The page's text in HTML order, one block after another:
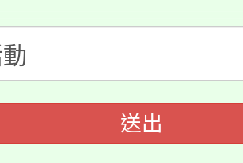
課)教師甄選結果(
校115學年度第
課)教師甄選結果(
國文化大學推廣
》溝通分析基
送出